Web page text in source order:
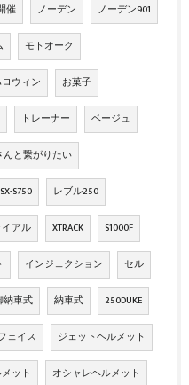
催 ノーデン ノーデン901
モトオーク
ウィン お菓子
トレーナー ベージュ
んと繋がりたい
S750 レブル250
イアル XTRACK S1000F
インジェクション セル
納車式 納車式 250DUKE
ェイス ジェットヘルメット
ット オシャレヘルメット